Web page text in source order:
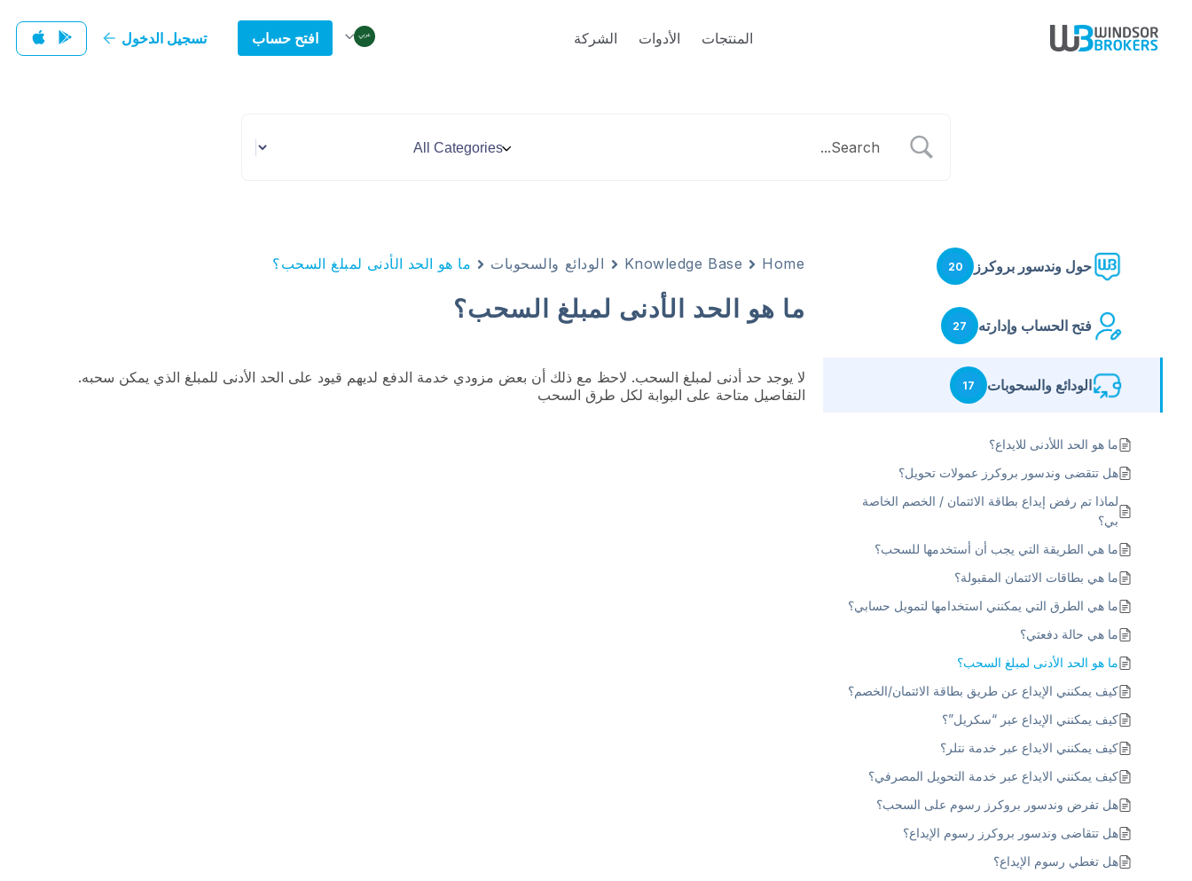
المنتجات الأدوات الشركة افتح حساب تسجيل الدخول
حول وندسور بروكرز 20
فتح الحساب وإدارته 27
الودائع والسحوبات 17
ما هو الحد اللأدنى للايداع؟
هل تتقضى وندسور بروكرز عمولات تحويل؟
لماذا تم رفض إيداع بطاقة الائتمان / الخصم الخاصة
بي؟
ما هي الطريقة التي يجب أن أستخدمها للسحب؟
ما هي بطاقات الائتمان المقبولة؟
ما هي الطرق التي يمكنني استخدامها لتمويل حسابي؟
ما هي حالة دفعتي؟
ما هو الحد الأدنى لمبلغ السحب؟
كيف يمكنني الإيداع عن طريق بطاقة الائتمان/الخصم؟
كيف يمكنني الإيداع عبر “سكريل”؟
كيف يمكنني الايداع عبر خدمة نتلر؟
كيف يمكنني الايداع عبر خدمة التحويل المصرفي؟
هل تفرض وندسور بروكرز رسوم على السحب؟
هل تتقاضى وندسور بروكرز رسوم الإيداع؟
هل تغطي رسوم الإيداع؟
Home
Knowledge Base الودائع والسحوبات ما هو الحد الأدنى لمبلغ السحب؟
ما هو الحد الأدنى لمبلغ السحب؟
لا يوجد حد أدنى لمبلغ السحب. لاحظ مع ذلك أن بعض مزودي خدمة الدفع لديهم قيود على الحد الأدنى للمبلغ الذي يمكن سحبه.
التفاصيل متاحة على البوابة لكل طرق السحب